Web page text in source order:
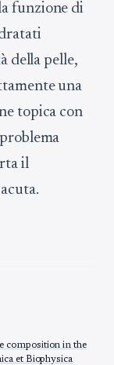
funzione di
della pelle,
una
topica con
il
composition in the
et Biophysica